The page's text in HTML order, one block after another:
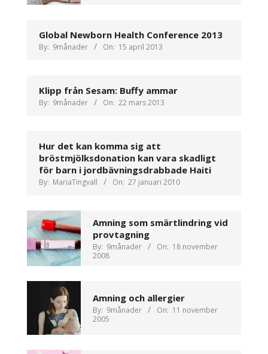
Global Newborn Health Conference 2013
By: 9månader On: 15 april 2013
Klipp från Sesam: Buffy ammar
By: 9månader On: 22 mars 2013
Hur det kan komma sig att
bröstmjölksdonation kan vara skadligt
för barn i jordbävningsdrabbade Haiti
By: MariaTingvall On: 27 januari 2010
Amning som smärtlindring vid
provtagning
By: 9månader On: 18 november
2008
Amning och allergier
By: 9månader On: 11 november
2005